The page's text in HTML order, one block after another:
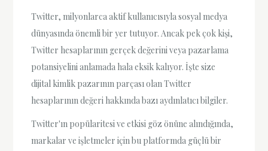
Twitter, milyonlarca aktif kullanıcısıyla sosyal medya
dünyasında önemli bir yer tutuyor. Ancak pek çok kişi,
Twitter hesaplarının gerçek değerini veya pazarlama
potansiyelini anlamada hala eksik kalıyor. İşte size
dijital kimlik pazarının parçası olan Twitter
hesaplarının değeri hakkında bazı aydınlatıcı bilgiler.
Twitter'ın popülaritesi ve etkisi göz önüne alındığında,
markalar ve işletmeler için bu platformda güçlü bir